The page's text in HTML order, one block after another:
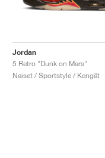
Jordan
5 Retro "Dunk on Mars"
Naiset / Sportstyle / Kengät